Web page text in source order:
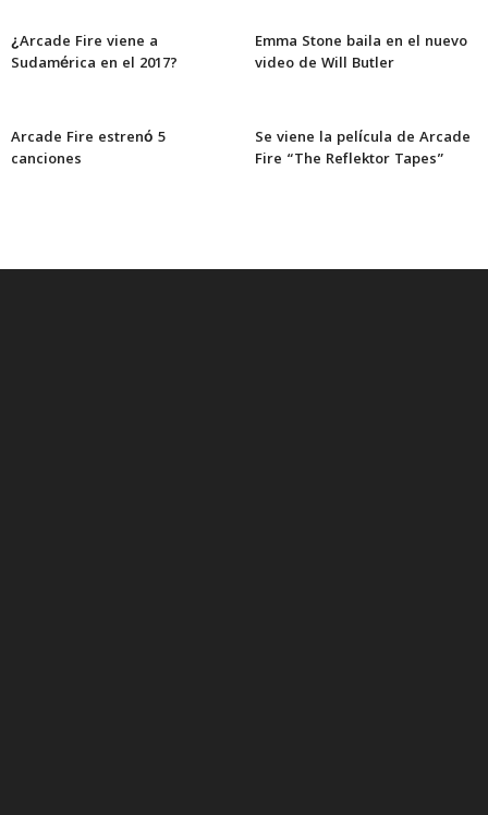
¿Arcade Fire viene a
Sudamérica en el 2017?
Emma Stone baila en el nuevo
video de Will Butler
Arcade Fire estrenó 5
canciones
Se viene la película de Arcade
Fire “The Reflektor Tapes”